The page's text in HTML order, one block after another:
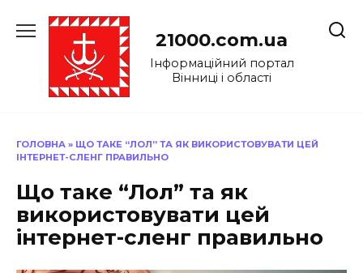
до
21000.com.ua
Інформаційний портал
Вінниці і області
ГОЛОВНА » ЩО ТАКЕ “ЛОЛ” ТА ЯК ВИКОРИСТОВУВАТИ ЦЕЙ
ІНТЕРНЕТ-СЛЕНГ ПРАВИЛЬНО
Що таке “Лол” та як
використовувати цей
інтернет-сленг правильно